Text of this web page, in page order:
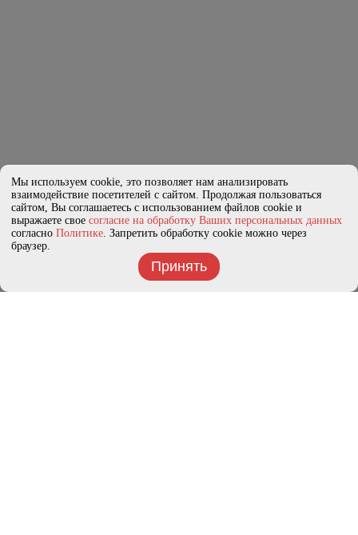
Мы используем cookie, это позволяет нам анализировать
взаимодействие посетителей с сайтом. Продолжая пользоваться
сайтом, Вы соглашаетесь с использованием файлов cookie и
выражаете свое согласие на обработку Ваших персональных данных
согласно Политике. Запретить обработку cookie можно через
браузер.
Принять